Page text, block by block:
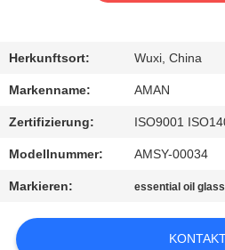
UNS
KONTAKT
Herkunftsort: Wuxi, China
Markenname: AMAN
Zertifizierung: ISO9001
Modellnummer: AMSY-00034
Markieren: essential oil